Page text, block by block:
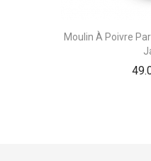
Moulin À Poivre